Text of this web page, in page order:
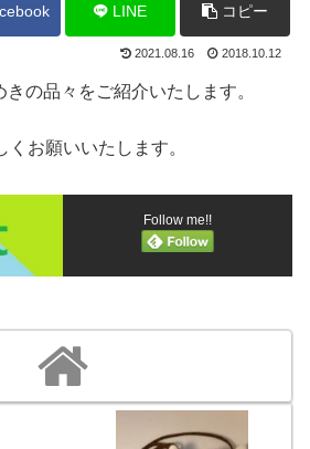
LINE コピー
2021.08.16 2018.10.12
の品々をご紹介いたします。
お願いいたします。
Follow me!!